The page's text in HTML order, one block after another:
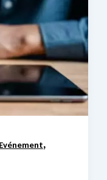
Evénement,